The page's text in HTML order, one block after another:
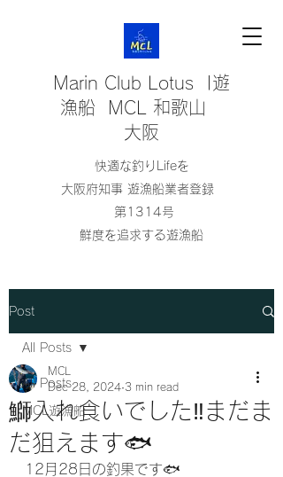
Marin Club Lotus |遊
漁船 MCL 和歌山
大阪
快適な釣りLifeを
大阪府知事 遊漁船業者登録
第1314号
鮮度を追求する遊漁船
Post
All Posts
MCL遊漁船
All Posts
鰤入れ食いでした‼️まだま
だ狙えます🐟
MCL
Dec 28, 2024 3 min read
12月28日の釣果です🐟